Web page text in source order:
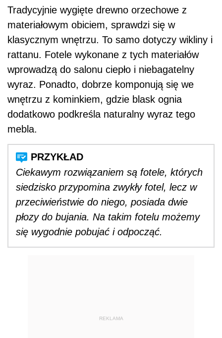
Tradycyjnie wygięte drewno orzechowe z
materiałowym obiciem, sprawdzi się w
klasycznym wnętrzu. To samo dotyczy wikliny i
rattanu. Fotele wykonane z tych materiałów
wprowadzą do salonu ciepło i niebagatelny
wyraz. Ponadto, dobrze komponują się we
wnętrzu z kominkiem, gdzie blask ognia
dodatkowo podkreśla naturalny wyraz tego
mebla.
Ciekawym rozwiązaniem są fotele, których
siedzisko przypomina zwykły fotel, lecz w
przeciwieństwie do niego, posiada dwie
płozy do bujania. Na takim fotelu możemy
się wygodnie pobujać i odpocząć.
REKLAMA